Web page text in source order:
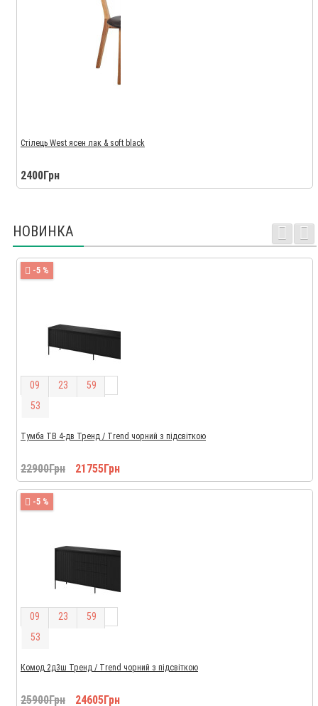
Стілець West ясен лак & soft black
2400Грн
НОВИНКА
-5 %
09 23 59
52
Тумба ТВ 4-дв Тренд / Trend чорний з підсвіткою
22900Грн 21755Грн
-5 %
09 23 59
52
Комод 2д3ш Тренд / Trend чорний з підсвіткою
25900Грн 24605Грн